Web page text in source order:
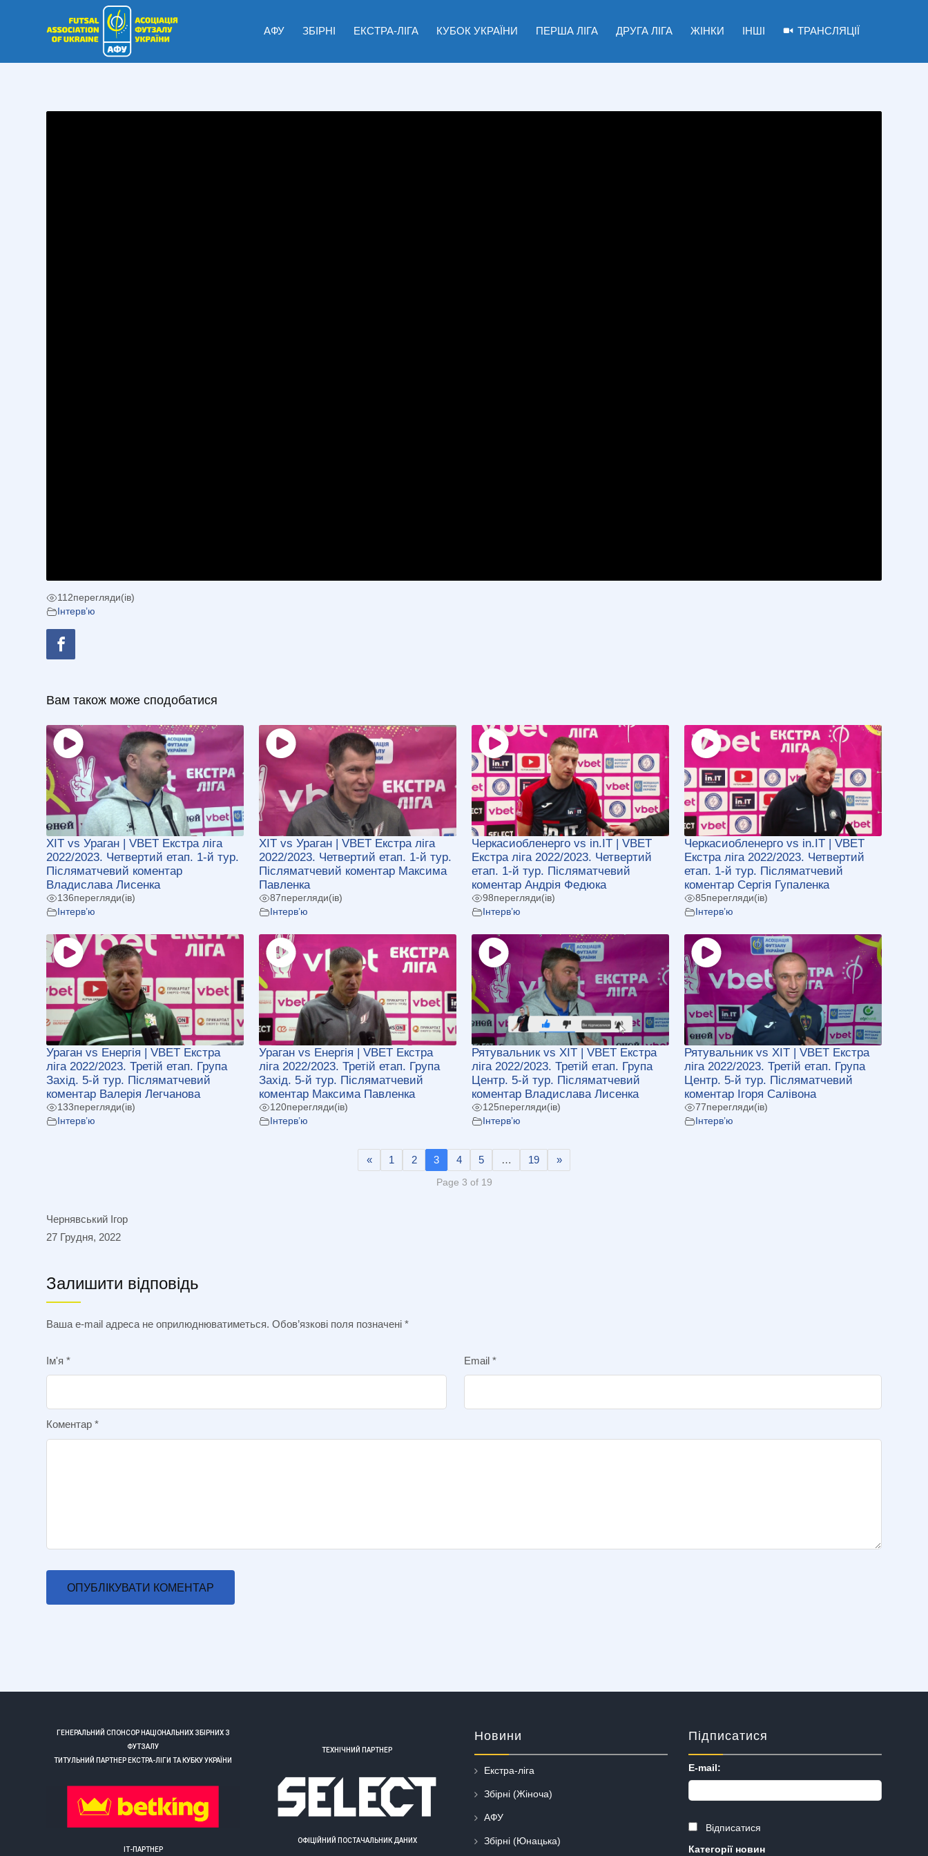
АФУ ЗБІРНІ ЕКСТРА-ЛІГА КУБОК УКРАЇНИ ПЕРША ЛІГА ДРУГА ЛІГА ЖІНКИ ІНШІ ТРАНСЛЯЦІЇ
112перегляди(ів)
Інтерв’ю
Вам також може сподобатися
ХІТ vs Ураган | VBET Екстра ліга
2022/2023. Четвертий етап. 1-й тур.
Післяматчевий коментар
Владислава Лисенка
136перегляди(ів)
Інтерв’ю
ХІТ vs Ураган | VBET Екстра ліга
2022/2023. Четвертий етап. 1-й тур.
Післяматчевий коментар Максима
Павленка
87перегляди(ів)
Інтерв’ю
Черкасиобленерго vs in.IT | VBET
Екстра ліга 2022/2023. Четвертий
етап. 1-й тур. Післяматчевий
коментар Андрія Федюка
98перегляди(ів)
Інтерв’ю
Черкасиобленерго vs in.IT | VBET
Екстра ліга 2022/2023. Четвертий
етап. 1-й тур. Післяматчевий
коментар Сергія Гупаленка
85перегляди(ів)
Інтерв’ю
Ураган vs Енергія | VBET Екстра
ліга 2022/2023. Третій етап. Група
Захід. 5-й тур. Післяматчевий
коментар Валерія Легчанова
133перегляди(ів)
Інтерв’ю
Ураган vs Енергія | VBET Екстра
ліга 2022/2023. Третій етап. Група
Захід. 5-й тур. Післяматчевий
коментар Максима Павленка
120перегляди(ів)
Інтерв’ю
Рятувальник vs ХІТ | VBET Екстра
ліга 2022/2023. Третій етап. Група
Центр. 5-й тур. Післяматчевий
коментар Владислава Лисенка
125перегляди(ів)
Інтерв’ю
Рятувальник vs ХІТ | VBET Екстра
ліга 2022/2023. Третій етап. Група
Центр. 5-й тур. Післяматчевий
коментар Ігоря Салівона
77перегляди(ів)
Інтерв’ю
« 1 2 3 4 5 … 19 »
Page 3 of 19
Чернявський Ігор
27 Грудня, 2022
Залишити відповідь
Ваша e-mail адреса не оприлюднюватиметься. Обов’язкові поля позначені *
Ім'я * Email *
Коментар *
ГЕНЕРАЛЬНИЙ СПОНСОР НАЦІОНАЛЬНИХ ЗБІРНИХ З
ФУТЗАЛУ
ТИТУЛЬНИЙ ПАРТНЕР ЕКСТРА-ЛІГИ ТА КУБКУ УКРАЇНИ
ІТ-ПАРТНЕР
ТЕХНІЧНИЙ ПАРТНЕР
ОФІЦІЙНИЙ ПОСТАЧАЛЬНИК ДАНИХ
Новини
Екстра-ліга
Збірні (Жіноча)
АФУ
Збірні (Юнацька)
Підписатися
E-mail:
Відписатися
Категорії новин